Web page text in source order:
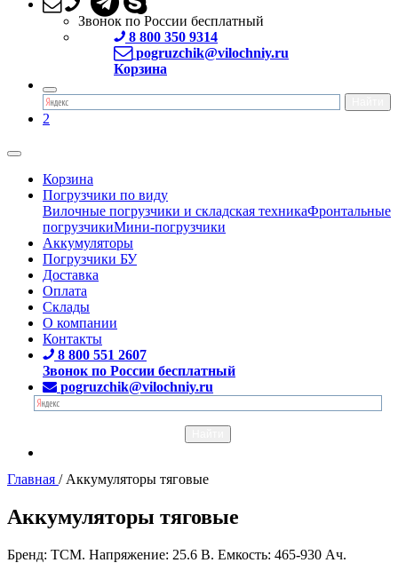
Звонок по России бесплатный
8 800 350 9314
pogruzchik@vilochniy.ru
Корзина
2
Корзина
Погрузчики по виду
Вилочные погрузчики и складская техникаФронтальные
погрузчикиМини-погрузчики
Аккумуляторы
Погрузчики БУ
Доставка
Оплата
Склады
О компании
Контакты
8 800 551 2607
Звонок по России бесплатный
pogruzchik@vilochniy.ru
Главная / Аккумуляторы тяговые
Аккумуляторы тяговые
Бренд: TCM. Напряжение: 25.6 В. Емкость: 465-930 Ач.